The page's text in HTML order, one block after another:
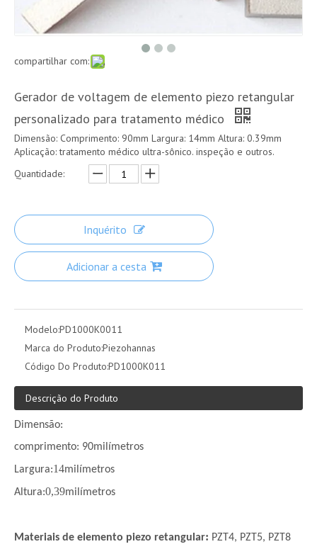
compartilhar com:
Gerador de voltagem de elemento piezo retangular
personalizado para tratamento médico
Dimensão: Comprimento: 90mm Largura: 14mm Altura: 0.39mm
Aplicação: tratamento médico ultra-sônico. inspeção e outros.
Quantidade:
Inquérito
Adicionar a cesta
Modelo:PD1000K0011
Marca do Produto:Piezohannas
Código Do Produto:PD1000K011
Descrição do Produto
Dimensão:
comprimento: 90milímetros
Largura:14milímetros
Altura:0,39milímetros
Materiais de elemento piezo retangular: PZT4, PZT5, PZT8